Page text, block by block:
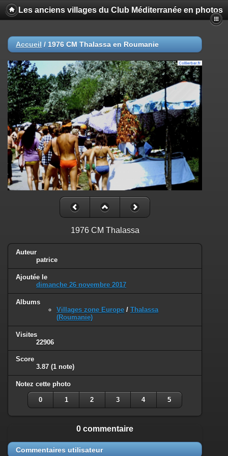
Les anciens villages du Club Méditerranée en photos
Accueil / 1976 CM Thalassa en Roumanie
1976 CM Thalassa
Auteur
patrice
Ajoutée le
dimanche 26 novembre 2017
Albums
Villages zone Europe / Thalassa
(Roumanie)
Visites
22906
Score
3.87 (1 note)
Notez cette photo
0 1 2 3 4 5
0 commentaire
Commentaires utilisateur